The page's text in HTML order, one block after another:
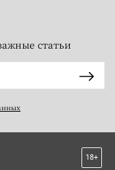
статьи
18+